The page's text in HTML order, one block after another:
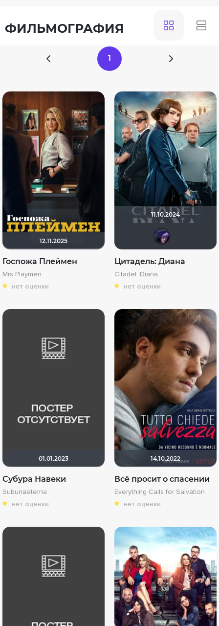
ФИЛЬМОГРАФИЯ
1
12.11.2025
Госпожа Плеймен
Mrs Playmen
нет оценки
11.10.2024
Цитадель: Диана
Citadel: Diana
нет оценки
01.01.2023
Субура Навеки
Suburraeterna
нет оценки
14.10.2022
Всё просит о спасении
Everything Calls for Salvation
нет оценки